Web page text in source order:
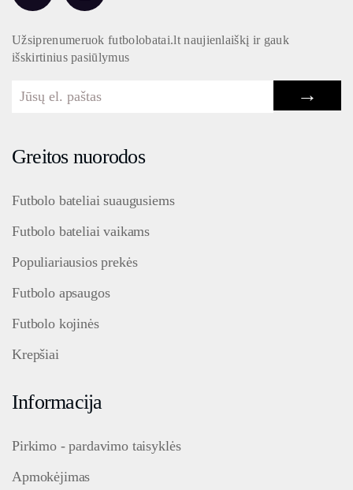
Užsiprenumeruok futbolobatai.lt naujienlaiškį ir gauk
išskirtinius pasiūlymus
→
Greitos nuorodos
Futbolo bateliai suaugusiems
Futbolo bateliai vaikams
Populiariausios prekės
Futbolo apsaugos
Futbolo kojinės
Krepšiai
Informacija
Pirkimo - pardavimo taisyklės
Apmokėjimas